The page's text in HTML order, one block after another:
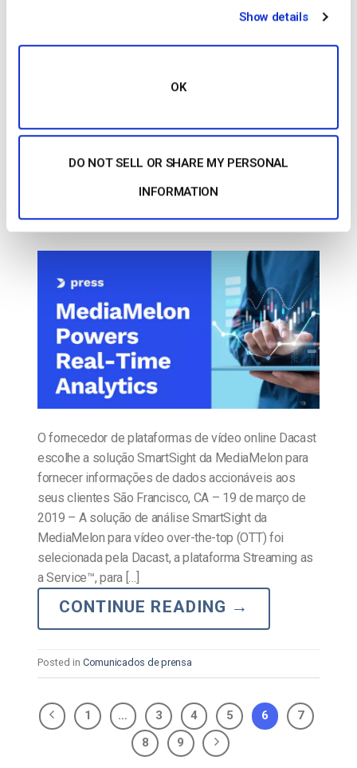
Show details
OK
DO NOT SELL OR SHARE MY PERSONAL
INFORMATION
Posted inCasos prácticos
tempo real para o Dacast (aplicativo
O fornecedor de plataformas de vídeo online Dacast
escolhe a solução SmartSight da MediaMelon para
fornecer informações de dados accionáveis aos
seus clientes São Francisco, CA – 19 de março de
2019 – A solução de análise SmartSight da
MediaMelon para vídeo over-the-top (OTT) foi
selecionada pela Dacast, a plataforma Streaming as
a Service™, para […]
CONTINUE READING →
Posted in Comunicados de prensa
1 … 3 4 5 6
7
8
9